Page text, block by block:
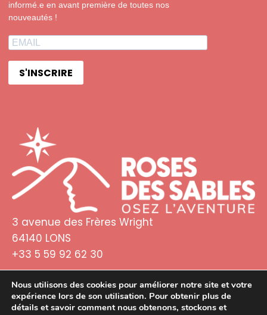
informé.e en avant première de toutes nos
nouveautés !
S'INSCRIRE
3 avenue des Frères Wright
64140 LONS
+33 5 59 92 62 30
Nous utilisons des cookies pour améliorer notre site et votre
expérience lors de son utilisation. Pour obtenir plus de
détails et savoir comment nous obtenons, stockons et